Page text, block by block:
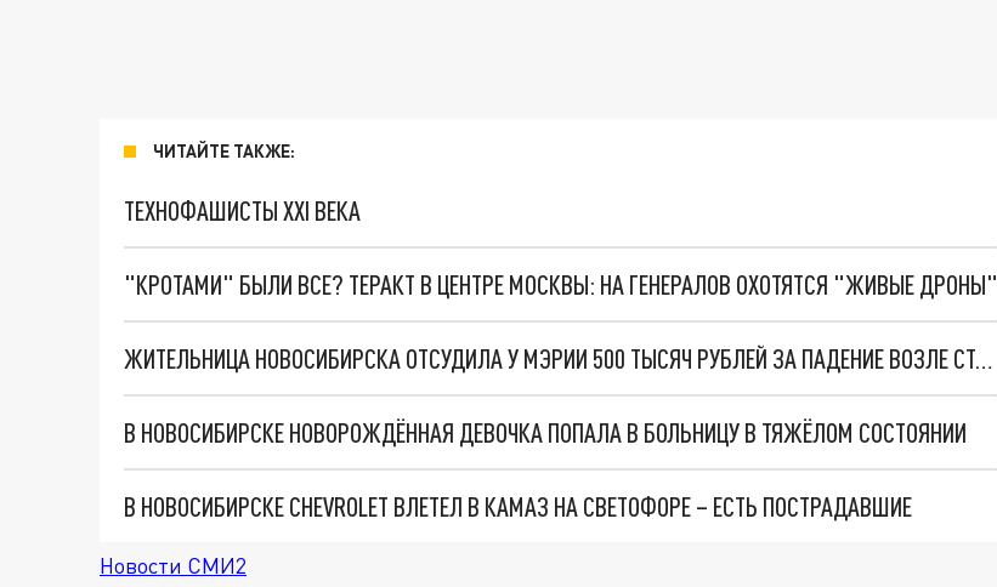
ЧИТАЙТЕ ТАКЖЕ:
ТЕХНОФАШИСТЫ XXI ВЕКА
"КРОТАМИ" БЫЛИ ВСЕ? ТЕРАКТ В ЦЕНТРЕ МОСКВЫ: НА ГЕНЕРАЛОВ ОХОТЯТСЯ "ЖИВЫЕ ДРОНЫ"
ЖИТЕЛЬНИЦА НОВОСИБИРСКА ОТСУДИЛА У МЭРИИ 500 ТЫСЯЧ РУБЛЕЙ ЗА ПАДЕНИЕ ВОЗЛЕ СТАНЦИИ МЕТРО
В НОВОСИБИРСКЕ НОВОРОЖДЁННАЯ ДЕВОЧКА ПОПАЛА В БОЛЬНИЦУ В ТЯЖЁЛОМ СОСТОЯНИИ
В НОВОСИБИРСКЕ CHEVROLET ВЛЕТЕЛ В КАМАЗ НА СВЕТОФОРЕ – ЕСТЬ ПОСТРАДАВШИЕ
Новости СМИ2